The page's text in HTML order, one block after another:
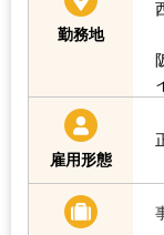
勤務地
雇用形態